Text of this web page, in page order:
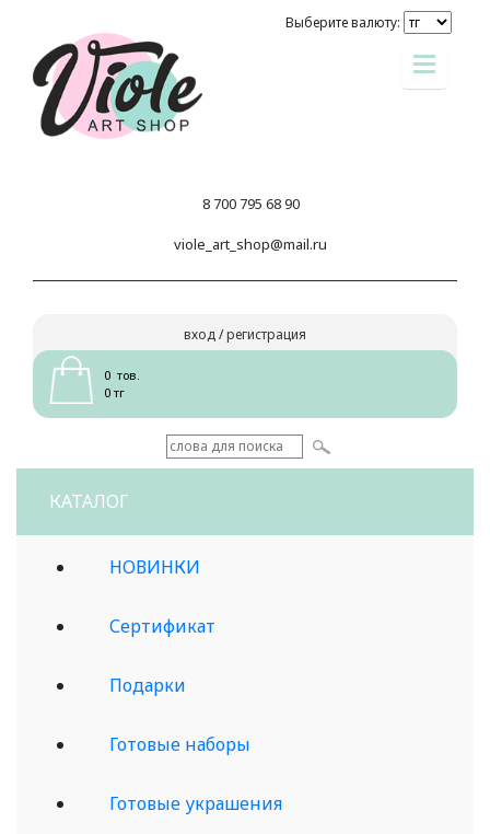
Выберите валюту:
8 700 795 68 90
viole_art_shop@mail.ru
вход/регистрация
0 тов.
0 тг
КАТАЛОГ
НОВИНКИ
Сертификат
Подарки
Готовые наборы
Готовые украшения